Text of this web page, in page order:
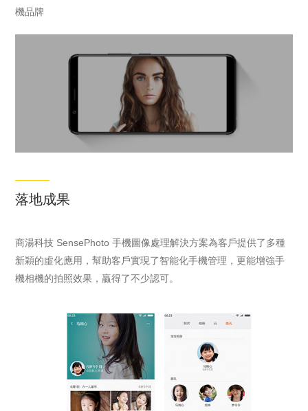
機品牌
落地成果
商湯科技 SensePhoto 手機圖像處理解決方案為客戶提供了多種
新穎的虛化應用，幫助客戶實現了智能化手機管理，更能增強手
機相機的拍照效果，贏得了不少認可。